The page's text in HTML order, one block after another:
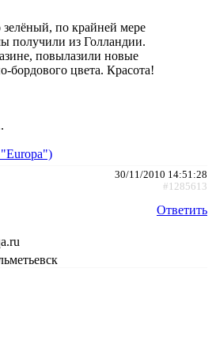
зелёный, по крайней мере
получили из Голландии.
повылазили новые
бордового цвета. Красота!
30/11/2010 14:51:28
#1285613
Ответить